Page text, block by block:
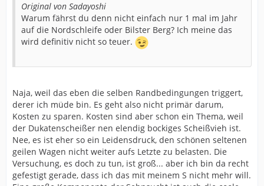
Original von Sadayoshi
Warum fährst du denn nicht einfach nur 1 mal im Jahr
auf die Nordschleife oder Bilster Berg? Ich meine das
wird definitiv nicht so teuer.
Naja, weil das eben die selben Randbedingungen triggert,
derer ich müde bin. Es geht also nicht primär darum,
Kosten zu sparen. Kosten sind aber schon ein Thema, weil
der Dukatenscheißer nen elendig bockiges Scheißvieh ist.
Nee, es ist eher so ein Leidensdruck, den schönen seltenen
geilen Wagen nicht weiter aufs Letzte zu belasten. Die
Versuchung, es doch zu tun, ist groß... aber ich bin da recht
gefestigt gerade, dass ich das mit meinem S nicht mehr will.